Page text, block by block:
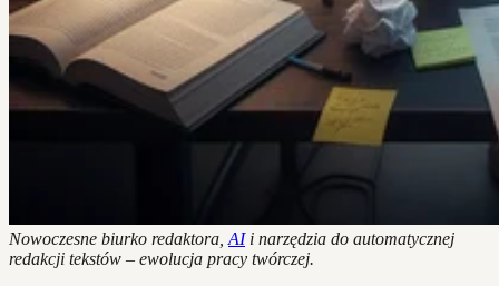
Nowoczesne biurko redaktora, AIi narzędzia do automatycznej
redakcji tekstów – ewolucja pracy twórczej.